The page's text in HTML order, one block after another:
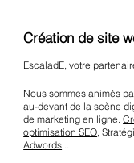
Création de site
EscaladE, votre
Nous sommes animés
au-devant de la scène
de marketing en ligne.
optimisation SEO ,
Adwords